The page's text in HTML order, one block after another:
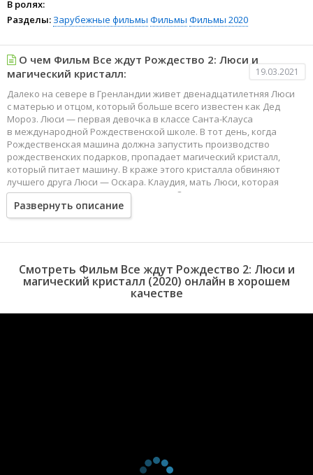
В ролях:
Разделы: Зарубежные фильмы Фильмы Фильмы 2020
О чем Фильм Все ждут Рождество 2: Люси и
магический кристалл:
19.03.2021
Далеко на севере в Гренландии живет двенадцатилетняя Люси
с матерью и отцом, который больше всего известен как Дед
Мороз. Люси — первая девочка в классе Санта-Клауса
в международной Рождественской школе. В тот день, когда
Рождественская машина должна запустить производство
рождественских подарков, пропадает магический кристалл,
который питает машину. В краже этого кристалла обвиняют
лучшего друга Люси — Оскара. Клаудия, мать Люси, которая
уже давно опасается этого озорника Оскара, пытается помешать
Люси разрушить свою будущую карьеру, которая защищает,
казалось бы, виновного мальчика. Но Люси полна решимости
чтобы доказать его невиновность, найдя настоящего вора.
которые поклялись уничтожить кристалл и покончить
с рождеством навсегда. Люси понимает, что на карту поставлено
гораздо больше, чем она думала. Люси и Оскар должны бороться
Развернуть описание
Смотреть Фильм Все ждут Рождество 2: Люси и
магический кристалл (2020) онлайн в хорошем
качестве